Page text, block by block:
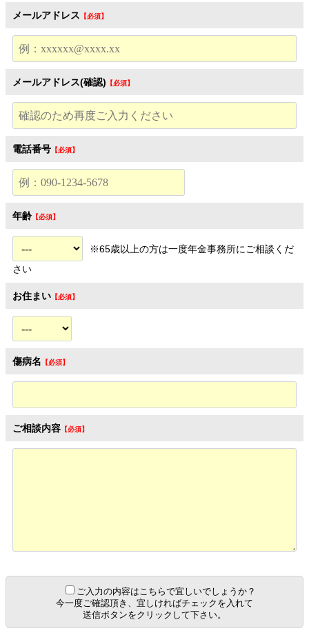
メールアドレス
メールアドレス(確認)
電話番号
年齢
※65歳以上の方は一度年金事務所にご相談くだ
さい
お住まい
傷病名
ご相談内容
ご入力の内容はこちらで宜しいでしょうか？
今一度ご確認頂き、宜しければチェックを入れて
送信ボタンをクリックして下さい。